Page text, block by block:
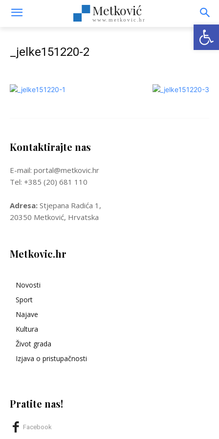
Metković
www.metkovic.hr
_jelke151220-2
Kontaktirajte nas
E-mail: portal@metkovic.hr
Tel: +385 (20) 681 110
Adresa: Stjepana Radića 1,
20350 Metković, Hrvatska
Metkovic.hr
Novosti
Sport
Najave
Kultura
Život grada
Izjava o pristupačnosti
Pratite nas!
Facebook